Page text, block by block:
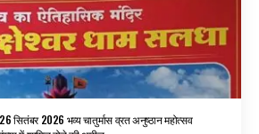
सितंबर 2026 भव्य चातुर्मास व्रत अनुष्ठान महोत्सव